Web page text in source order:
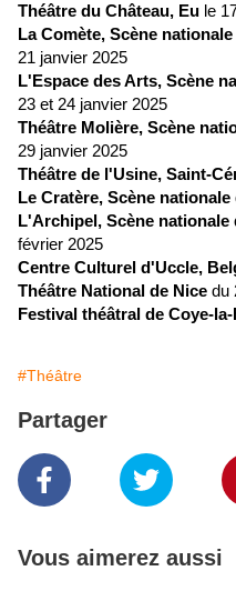
Théâtre du Château, Eu le
La Comète, Scène
21 janvier 2025
L'Espace des Arts, Scène
23 et 24 janvier 2025
Théâtre Molière, Scène
29 janvier 2025
Théâtre de l'Usine, Saint-
Le Cratère, Scène
L'Archipel, Scène nationale
février 2025
Centre Culturel d'Uccle,
Théâtre National de Nice du
Festival théâtral de Coye-
#Théâtre
Partager
Vous aimerez aussi